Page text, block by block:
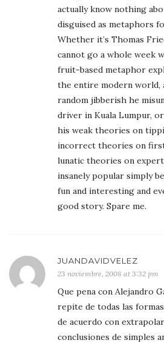
actually know nothing
disguised as metaphors
Whether it’s Thomas
cannot go a whole week
fruit-based metaphor
the entire modern world,
random jibberish he
driver in Kuala Lumpur,
his weak theories on
incorrect theories on
lunatic theories on
insanely popular simply
fun and interesting and
good story. Spare me.
JUANDAVIDVELEZ
23 noviembre, 2008 at 3:32 pm
Que pena con Alejandro
repite de todas las
de acuerdo con
conclusiones de simples